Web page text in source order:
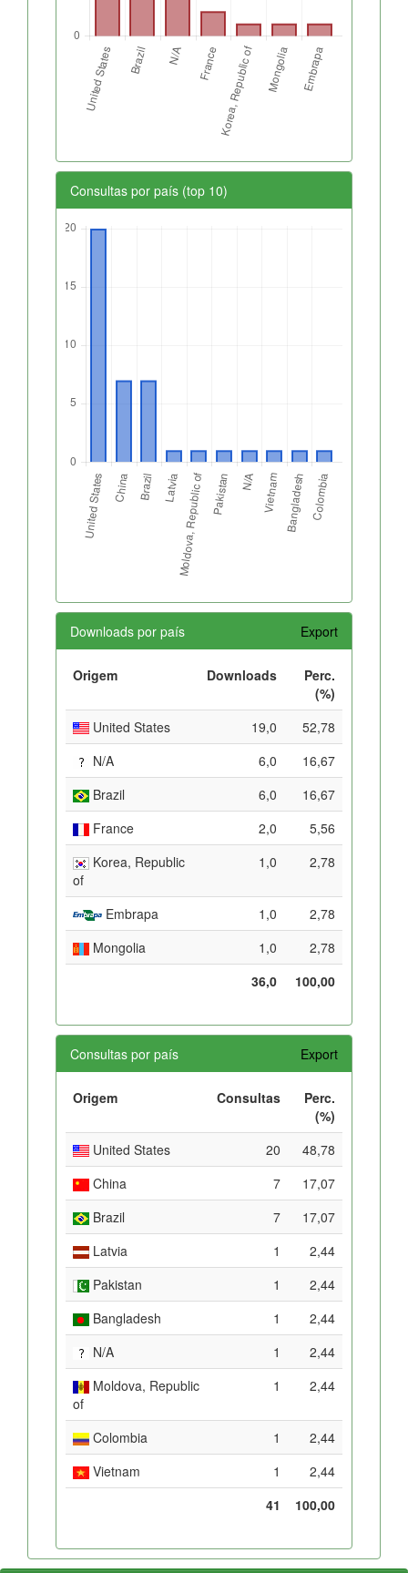
Consultas por país (top 10)
Downloads por país Export
Origem Downloads
Perc.
(%)
United States
19,0
52,78
N/A
6,0
16,67
Brazil
6,0
16,67
France
2,0
5,56
Korea, Republic
of
1,0 2,78
Embrapa 1,0
2,78
Mongolia
1,0
2,78
36,0
100,00
Consultas por país Export
Origem Consultas
Perc.
(%)
United States
20
48,78
China
7
17,07
Brazil
7
17,07
Latvia
1
2,44
Pakistan
1
2,44
Bangladesh
1
2,44
N/A
1
2,44
Moldova, Republic
of
1 2,44
Colombia 1
2,44
Vietnam
1
2,44
41
100,00